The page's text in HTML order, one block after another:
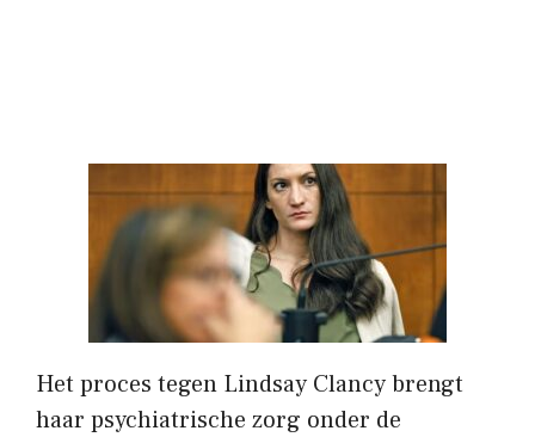
Het proces tegen Lindsay Clancy brengt
haar psychiatrische zorg onder de